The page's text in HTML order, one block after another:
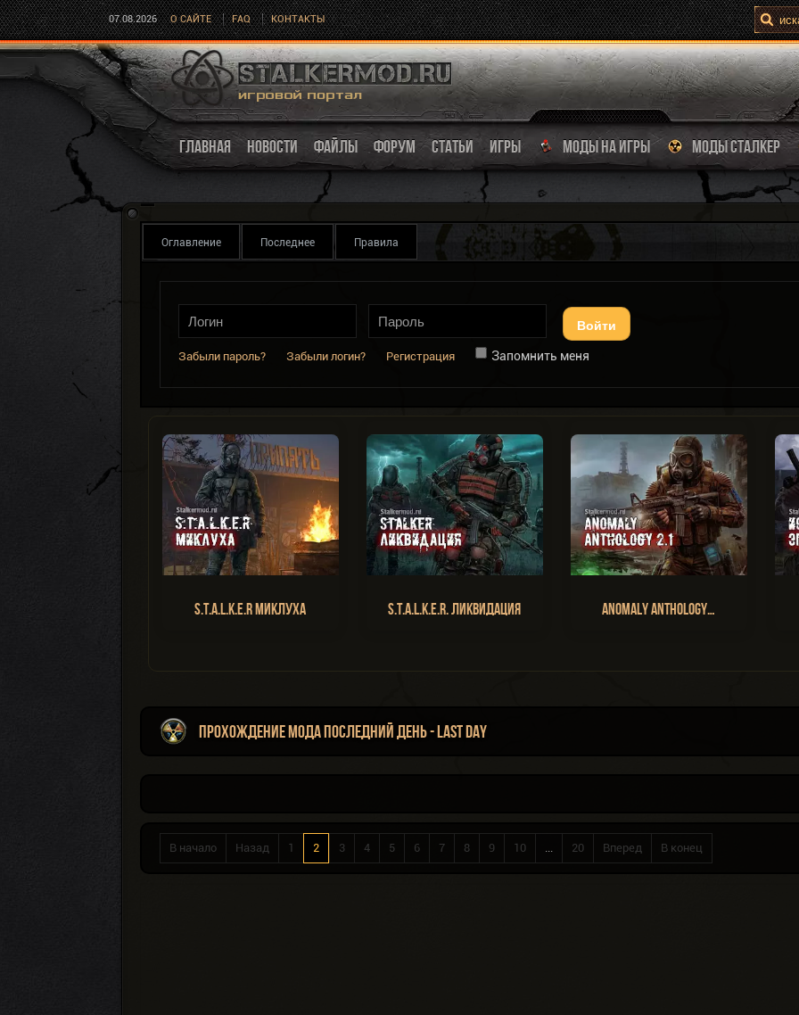
07.08.2026 О САЙТЕ FAQ КОНТАКТЫ
ГЛАВНАЯ НОВОСТИ ФАЙЛЫ ФОРУМ СТАТЬИ ИГРЫ МОДЫ НА ИГРЫ МОДЫ СТАЛКЕР
Оглавление Последнее Правила
Войти
Забыли пароль? Забыли логин? Регистрация Запомнить меня
S.T.A.L.K.E.R Миклуха S.T.A.L.K.E.R. Ликвидация Anomaly Anthology…
Прохождение мода Последний День - Last Day
В начало Назад 1 2 3 4 5 6 7 8 9 10 ... 20 Вперед В конец